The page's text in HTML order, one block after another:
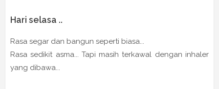
Hari selasa ..
Rasa segar dan bangun seperti biasa...
Rasa sedikit asma... Tapi masih terkawal dengan inhaler
yang dibawa...